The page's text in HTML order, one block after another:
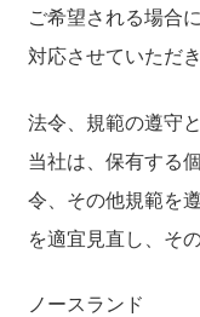
ご希望される場合
対応させていただき
法令、規範の遵守
当社は、保有する
令、その他規範を
を適宜見直し、そ
ノースランド